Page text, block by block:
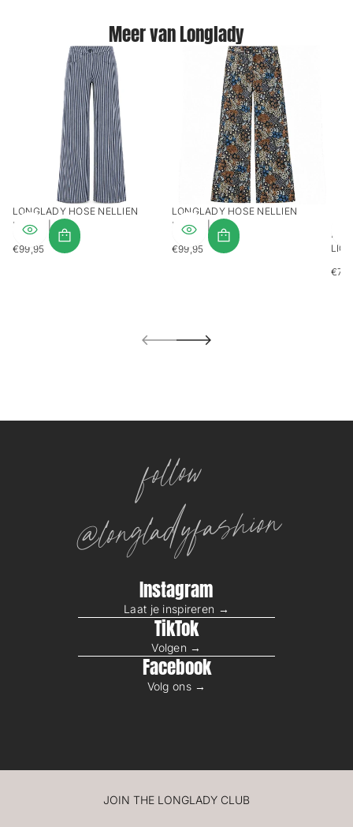
Meer van Longlady
LONGLADY HOSE NELLIEN
PALMS | TALL
REGULÄRER
€99,95
LONGLADY HOSE NELLIEN
PALMS | TALL
REGULÄRER
€99,95
follow
@longladyfashion
Instagram
Laat je inspireren →
TikTok
Volgen →
Facebook
Volg ons →
JOIN THE LONGLADY CLUB